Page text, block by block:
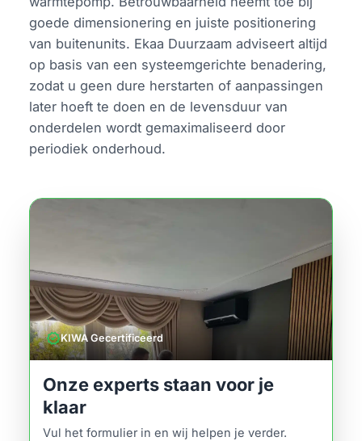
goede dimensionering en juiste positionering
van buitenunits. Ekaa Duurzaam adviseert altijd
op basis van een systeemgerichte benadering,
zodat u geen dure herstarten of aanpassingen
later hoeft te doen en de levensduur van
onderdelen wordt gemaximaliseerd door
periodiek onderhoud.
verifiedKIWA Gecertificeerd
Onze experts staan voor je
klaar
Vul het formulier in en wij helpen je verder.